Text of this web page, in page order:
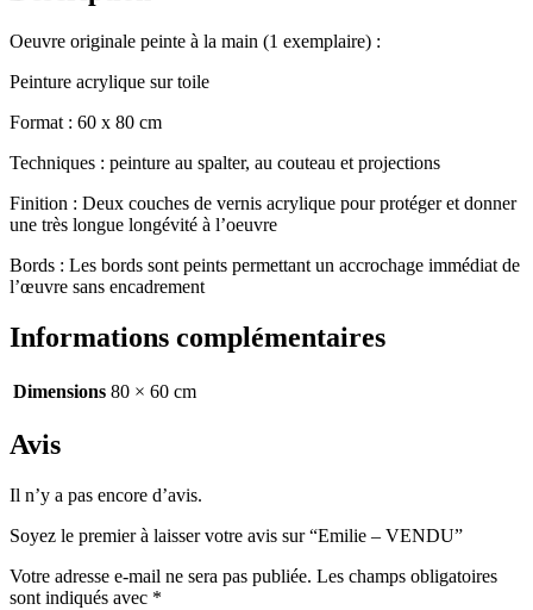
Oeuvre originale peinte à la main (1 exemplaire) :
Peinture acrylique sur toile
Format : 60 x 80 cm
Techniques : peinture au spalter, au couteau et projections
Finition : Deux couches de vernis acrylique pour protéger et donner
une très longue longévité à l’oeuvre
Bords : Les bords sont peints permettant un accrochage immédiat de
l’œuvre sans encadrement
Informations complémentaires
Dimensions 80 × 60 cm
Avis
Il n’y a pas encore d’avis.
Soyez le premier à laisser votre avis sur “Emilie – VENDU”
Votre adresse e-mail ne sera pas publiée. Les champs obligatoires
sont indiqués avec *